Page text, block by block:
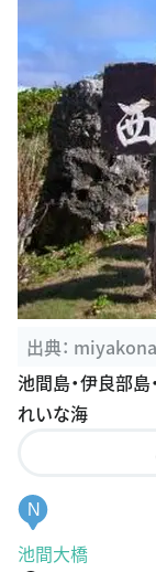
出典：
ian.html
池間島・伊良部
れいな海
N
池間大橋